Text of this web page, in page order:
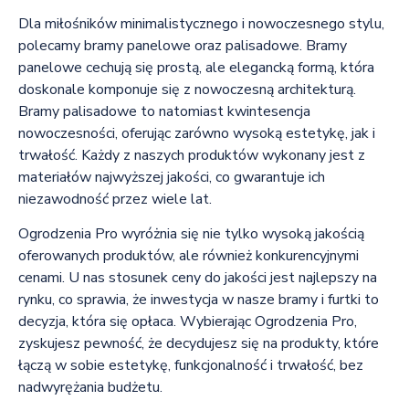
Dla miłośników minimalistycznego i nowoczesnego stylu,
polecamy bramy panelowe oraz palisadowe. Bramy
panelowe cechują się prostą, ale elegancką formą, która
doskonale komponuje się z nowoczesną architekturą.
Bramy palisadowe to natomiast kwintesencja
nowoczesności, oferując zarówno wysoką estetykę, jak i
trwałość. Każdy z naszych produktów wykonany jest z
materiałów najwyższej jakości, co gwarantuje ich
niezawodność przez wiele lat.
Ogrodzenia Pro wyróżnia się nie tylko wysoką jakością
oferowanych produktów, ale również konkurencyjnymi
cenami. U nas stosunek ceny do jakości jest najlepszy na
rynku, co sprawia, że inwestycja w nasze bramy i furtki to
decyzja, która się opłaca. Wybierając Ogrodzenia Pro,
zyskujesz pewność, że decydujesz się na produkty, które
łączą w sobie estetykę, funkcjonalność i trwałość, bez
nadwyrężania budżetu.